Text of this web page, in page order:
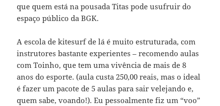
que quem está na pousada Titas pode usufruir do
espaço público da BGK.
A escola de kitesurf de lá é muito estruturada, com
instrutores bastante experientes – recomendo aulas
com Toinho, que tem uma vivência de mais de 8
anos do esporte. (aula custa 250,00 reais, mas o ideal
é fazer um pacote de 5 aulas para sair velejando e,
quem sabe, voando!). Eu pessoalmente fiz um “voo”